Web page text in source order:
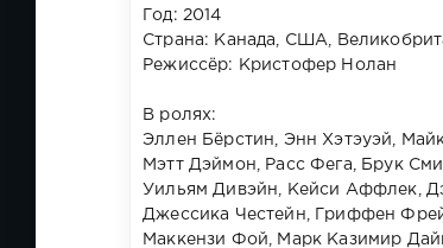
Год: 2014
Страна: Канада, США,
Режиссёр: Кристофер Нолан
В ролях:
Эллен Бёрстин, Энн Хэтэуэй,
Мэтт Дэймон, Расс Фега, Брук
Уильям Дивэйн, Кейси Аффлек,
Джессика Честейн, Гриффен
Маккензи Фой, Марк Казимир